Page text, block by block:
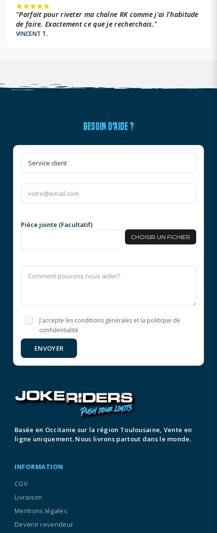
"Parfait pour riveter ma chaîne RK comme j'ai l'habitude
de faire. Exactement ce que je recherchais."
VINCENT T.
BESOIN D'AIDE ?
Pièce jointe (Facultatif)
CHOISIR UN FICHIER
J'accepte les conditions générales et la politique de
confidentialité
ENVOYER
Basée en Occitanie sur la région Toulousaine, Vente en
ligne uniquement. Nous livrons partout dans le monde.
INFORMATION
CGV
Livraison
Mentions légales
Devenir revendeur